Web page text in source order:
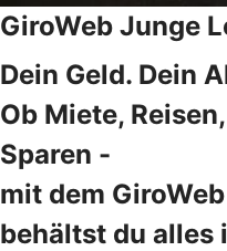
GiroWeb Junge
Dein Geld. Dein
Ob Miete,
Sparen -
mit dem
behältst du alles